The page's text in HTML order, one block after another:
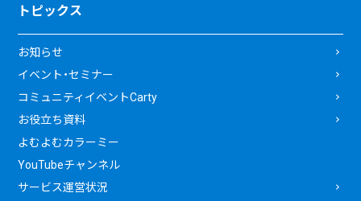
トピックス
お知らせ
イベント・セミナー
コミュニティイベントCarty
お役立ち資料
よむよむカラーミー
YouTubeチャンネル
サービス運営状況